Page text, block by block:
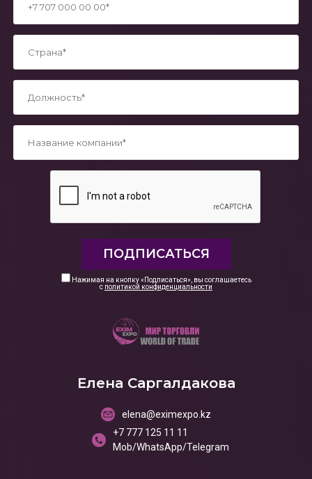
Нажимая на кнопку «Подписаться», вы соглашаетесь
с политикой конфиденциальности
Елена Саргалдакова
elena@eximexpo.kz
+7 777 125 11 11
Mob/WhatsApp/Telegram